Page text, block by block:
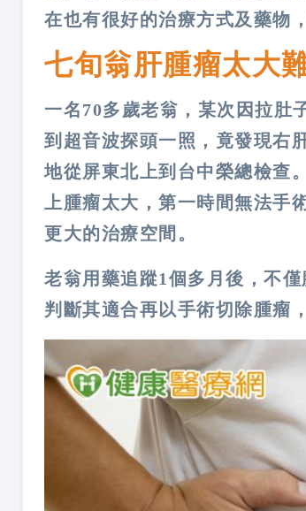
在也有很好的治療方式及藥物
七旬翁肝腫瘤太大
一名70多歲老翁，某次因拉肚
到超音波探頭一照，竟發現右
地從屏東北上到台中榮總檢查
上腫瘤太大，第一時間無法手
更大的治療空間。
老翁用藥追蹤1個多月後，不
判斷其適合再以手術切除腫瘤